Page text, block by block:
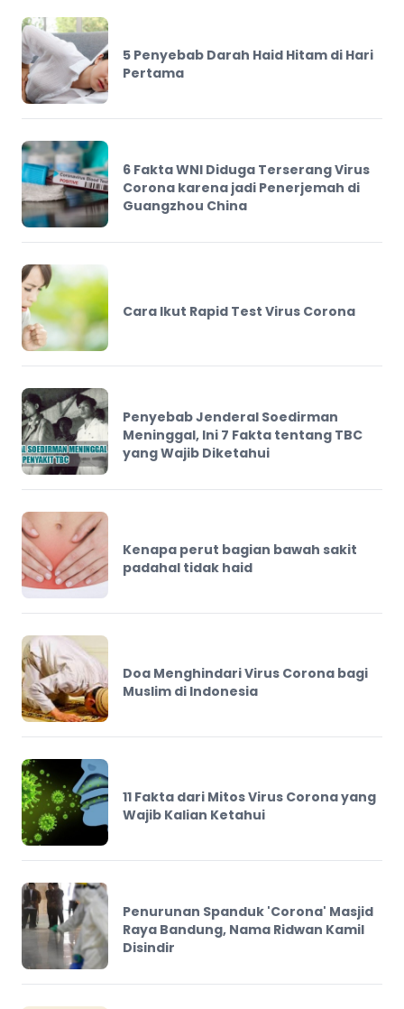
5 Penyebab Darah Haid Hitam di Hari
Pertama
6 Fakta WNI Diduga Terserang Virus
Corona karena jadi Penerjemah di
Guangzhou China
Cara Ikut Rapid Test Virus Corona
Penyebab Jenderal Soedirman
Meninggal, Ini 7 Fakta tentang TBC
yang Wajib Diketahui
Kenapa perut bagian bawah sakit
padahal tidak haid
Doa Menghindari Virus Corona bagi
Muslim di Indonesia
11 Fakta dari Mitos Virus Corona yang
Wajib Kalian Ketahui
Penurunan Spanduk 'Corona' Masjid
Raya Bandung, Nama Ridwan Kamil
Disindir